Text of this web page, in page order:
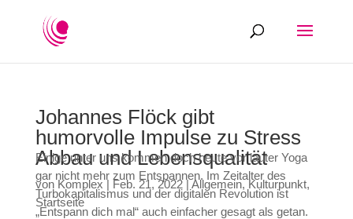
Johannes Flöck gibt
humorvolle Impulse zu Stress
Abbau und Lebensqualität
von Komplex Feb. 21, 2022| Allgemein, Kulturpunkt,
Startseite
Einige unter uns kommen doch heute vor lauter Yoga
gar nicht mehr zum Entspannen. Im Zeitalter des
Turbokapitalismus und der digitalen Revolution ist
„Entspann dich mal“ auch einfacher gesagt als getan.